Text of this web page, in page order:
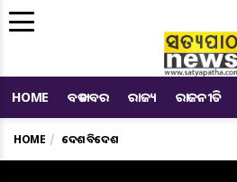
HOME ବଡ ଖବର ରାଜ୍ୟ ରାଜନୀତି
HOME ଦେଶ ବିଦେଶ